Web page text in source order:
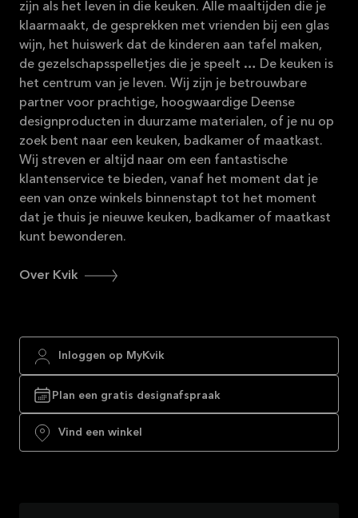
zijn als het leven in die keuken. Alle maaltijden die je
klaarmaakt, de gesprekken met vrienden bij een glas
wijn, het huiswerk dat de kinderen aan tafel maken,
de gezelschapsspelletjes die je speelt … De keuken is
het centrum van je leven. Wij zijn je betrouwbare
partner voor prachtige, hoogwaardige Deense
designproducten in duurzame materialen, of je nu op
zoek bent naar een keuken, badkamer of maatkast.
Wij streven er altijd naar om een fantastische
klantenservice te bieden, vanaf het moment dat je
een van onze winkels binnenstapt tot het moment
dat je thuis je nieuwe keuken, badkamer of maatkast
kunt bewonderen.
Over Kvik
Inloggen op MyKvik
Plan een gratis designafspraak
Vind een winkel